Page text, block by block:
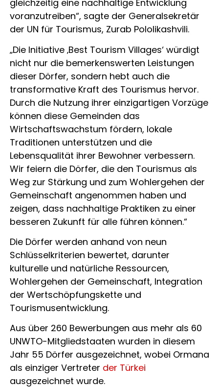
gleichzeitig eine nachhaltige Entwicklung
voranzutreiben“, sagte der Generalsekretär
der UN für Tourismus, Zurab Pololikashvili.
„Die Initiative ‚Best Tourism Villages‘ würdigt
nicht nur die bemerkenswerten Leistungen
dieser Dörfer, sondern hebt auch die
transformative Kraft des Tourismus hervor.
Durch die Nutzung ihrer einzigartigen Vorzüge
können diese Gemeinden das
Wirtschaftswachstum fördern, lokale
Traditionen unterstützen und die
Lebensqualität ihrer Bewohner verbessern.
Wir feiern die Dörfer, die den Tourismus als
Weg zur Stärkung und zum Wohlergehen der
Gemeinschaft angenommen haben und
zeigen, dass nachhaltige Praktiken zu einer
besseren Zukunft für alle führen können.“
Die Dörfer werden anhand von neun
Schlüsselkriterien bewertet, darunter
kulturelle und natürliche Ressourcen,
Wohlergehen der Gemeinschaft, Integration
der Wertschöpfungskette und
Tourismusentwicklung.
Aus über 260 Bewerbungen aus mehr als 60
UNWTO-Mitgliedstaaten wurden in diesem
Jahr 55 Dörfer ausgezeichnet, wobei Ormana
als einziger Vertreter der Türkei
ausgezeichnet wurde.